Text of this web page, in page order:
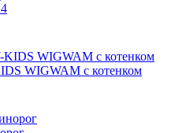
WIGWAM с котенком